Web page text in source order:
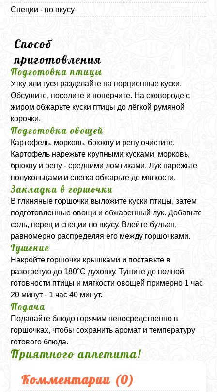
Специи - по вкусу
Способ
приготовления
Подготовка птицы
Утку или гуся разделайте на порционные куски.
Обсушите, посолите и поперчите. На сковороде с
жиром обжарьте куски птицы до лёгкой румяной
корочки.
Подготовка овощей
Картофель, морковь, брюкву и репу очистите.
Картофель нарежьте крупными кусками, морковь,
брюкву и репу - средними ломтиками. Лук нарежьте
полукольцами и слегка обжарьте до мягкости.
Закладка в горшочки
В глиняные горшочки выложите куски птицы, затем
подготовленные овощи и обжаренный лук. Добавьте
соль, перец и специи по вкусу. Влейте бульон,
равномерно распределяя его между горшочками.
Тушение
Накройте горшочки крышками и поставьте в
разогретую до 180°C духовку. Тушите до полной
готовности птицы и мягкости овощей примерно 1 час
20 минут - 1 час 40 минут.
Подача
Подавайте блюдо горячим непосредственно в
горшочках, чтобы сохранить аромат и температуру
готового блюда.
Приятного аппетита!
Комментарии (0)